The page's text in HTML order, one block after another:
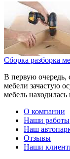
Сборка разборка
В первую очередь,
мебели зачастую
мебель находилась
О компании
Наши работы
Наш
Отзывы
Наши